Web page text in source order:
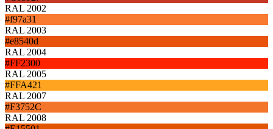
RAL 2002
#f97a31
RAL 2003
#e8540d
RAL 2004
#FF2300
RAL 2005
#FFA421
RAL 2007
#F3752C
RAL 2008